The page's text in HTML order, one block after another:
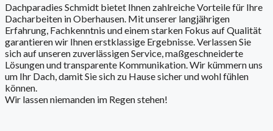
Dachparadies Schmidt bietet Ihnen zahlreiche Vorteile für Ihre
Dacharbeiten in Oberhausen. Mit unserer langjährigen
Erfahrung, Fachkenntnis und einem starken Fokus auf Qualität
garantieren wir Ihnen erstklassige Ergebnisse. Verlassen Sie
sich auf unseren zuverlässigen Service, maßgeschneiderte
Lösungen und transparente Kommunikation. Wir kümmern uns
um Ihr Dach, damit Sie sich zu Hause sicher und wohl fühlen
können.
Wir lassen niemanden im Regen stehen!